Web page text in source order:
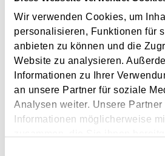
Wir verwenden Cookies, um
personalisieren, Funktionen für
anbieten zu können und die
Website zu analysieren.
Informationen zu Ihrer
an unsere Partner für soziale
Analysen weiter. Unsere Partner
Informationen möglicherweise
zusammen, die Sie ihnen